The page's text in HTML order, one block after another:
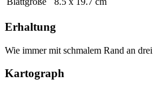
Erhaltung
Wie immer mit schmalem Rand an
Kartograph